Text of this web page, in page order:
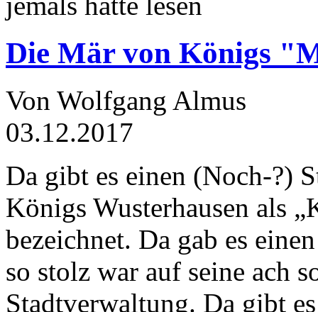
Die Mär von Königs
Von Wolfgang Almus
03.12.2017
Da gibt es einen (Noch-?)
Königs Wusterhausen als
bezeichnet. Da gab es
so stolz war auf seine ach
Stadtverwaltung. Da gibt